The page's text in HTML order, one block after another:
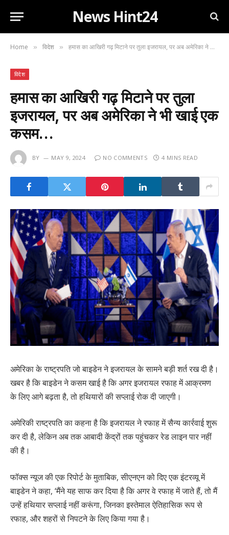
News Hint24
Home » विदेश » हमास का आखिरी गढ़ मिटाने पर तुला इजरायल, पर अब अमेरिका ने भी खाई एक कसम…
विदेश
हमास का आखिरी गढ़ मिटाने पर तुला
इजरायल, पर अब अमेरिका ने भी खाई एक
कसम…
BY MAY 9, 2024 NO COMMENTS 4 MINS READ
अमेरिका के राष्ट्रपति जो बाइडेन ने इजरायल के सामने बड़ी शर्त रख दी है।
खबर है कि बाइडेन ने कसम खाई है कि अगर इजरायल रफाह में आक्रमण
के लिए आगे बढ़ता है, तो हथियारों की सप्लाई रोक दी जाएगी।
अमेरिकी राष्ट्रपति का कहना है कि इजरायल ने रफाह में सैन्य कार्रवाई शुरू
कर दी है, लेकिन अब तक आबादी केंद्रों तक पहुंचकर रेड लाइन पार नहीं
की है।
फॉक्स न्यूज की एक रिपोर्ट के मुताबिक, सीएनएन को दिए एक इंटरव्यू में
बाइडेन ने कहा, ‘मैंने यह साफ कर दिया है कि अगर वे रफाह में जाते हैं, तो मैं
उन्हें हथियार सप्लाई नहीं करूंगा, जिनका इस्तेमाल ऐतिहासिक रूप से
रफाह, और शहरों से निपटने के लिए किया गया है।